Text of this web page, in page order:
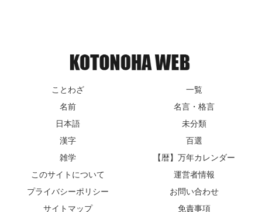
ことわざ
一覧
名前
名言・格言
日本語
未分類
漢字
百選
雑学
【暦】万年カレンダー
このサイトについて
運営者情報
プライバシーポリシー
お問い合わせ
サイトマップ
免責事項